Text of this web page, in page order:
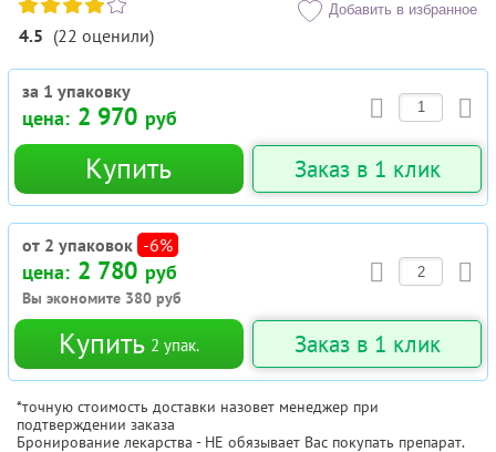
4.5 (22 оценили)
Добавить в избранное
за 1 упаковку
цена: 2 970 руб
Купить Заказ в 1 клик
от 2 упаковок -6%
цена: 2 780 руб
Вы экономите 380 руб
Купить 2 упак. Заказ в 1 клик
*точную стоимость доставки назовет менеджер при
подтверждении заказа
Бронирование лекарства - НЕ обязывает Вас покупать препарат.